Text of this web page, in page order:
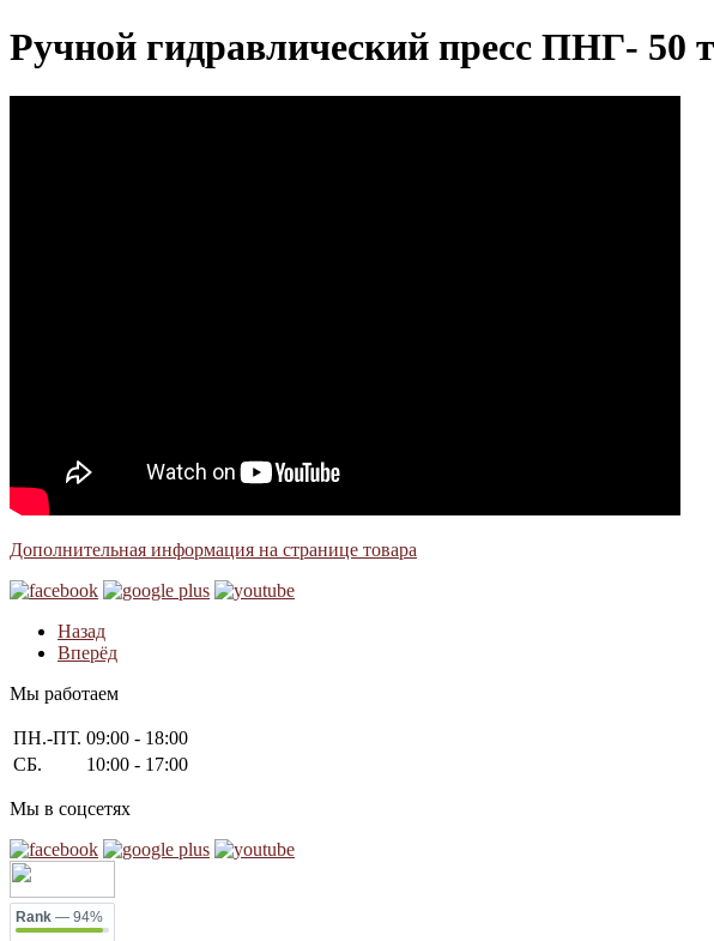
Ручной гидравлический пресс ПНГ- 50
Дополнительная информация на странице товара
Назад
Вперёд
Мы работаем
ПН.-ПТ. 09:00 - 18:00
СБ.
10:00 - 17:00
Мы в соцсетях
Rank — 94%